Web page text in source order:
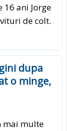
ani Jorge
de colt.
dupa
o minge,
mai multe